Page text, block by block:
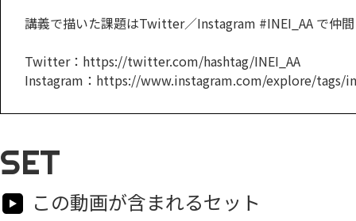
講義で描いた課題はTwitter／Instagram #INEI_AA で仲
Twitter：https://twitter.com/hashtag/INEI_AA
Instagram：https://www.instagram.com/explore/tags/
SET
この動画が含まれるセット